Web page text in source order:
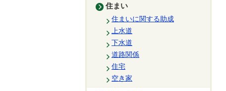
住まい
住まいに関する助成
上水道
下水道
道路関係
住宅
空き家